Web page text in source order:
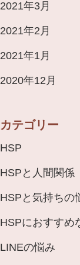
2021年3月
2021年2月
2021年1月
2020年12月
カテゴリー
HSP
HSPと人間関係
HSPと気持ちの
HSPにおすすめ
LINEの悩み